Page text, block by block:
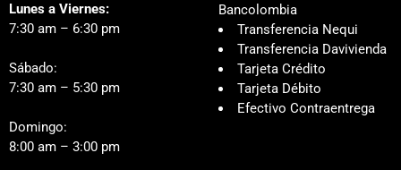
Lunes a Viernes:
7:30 am – 6:30 pm
Sábado:
7:30 am – 5:30 pm
Domingo:
8:00 am – 3:00 pm
Bancolombia
Transferencia Nequi
Transferencia Davivienda
Tarjeta Crédito
Tarjeta Débito
Efectivo Contraentrega